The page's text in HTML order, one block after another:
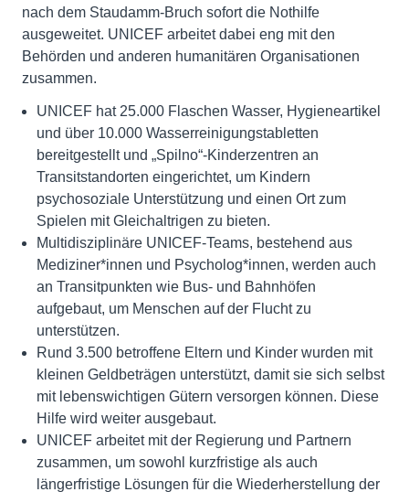
nach dem Staudamm-Bruch sofort die Nothilfe
ausgeweitet. UNICEF arbeitet dabei eng mit den
Behörden und anderen humanitären Organisationen
zusammen.
UNICEF hat 25.000 Flaschen Wasser, Hygieneartikel
und über 10.000 Wasserreinigungstabletten
bereitgestellt und „Spilno“-Kinderzentren an
Transitstandorten eingerichtet, um Kindern
psychosoziale Unterstützung und einen Ort zum
Spielen mit Gleichaltrigen zu bieten.
Multidisziplinäre UNICEF-Teams, bestehend aus
Mediziner*innen und Psycholog*innen, werden auch
an Transitpunkten wie Bus- und Bahnhöfen
aufgebaut, um Menschen auf der Flucht zu
unterstützen.
Rund 3.500 betroffene Eltern und Kinder wurden mit
kleinen Geldbeträgen unterstützt, damit sie sich selbst
mit lebenswichtigen Gütern versorgen können. Diese
Hilfe wird weiter ausgebaut.
UNICEF arbeitet mit der Regierung und Partnern
zusammen, um sowohl kurzfristige als auch
längerfristige Lösungen für die Wiederherstellung der